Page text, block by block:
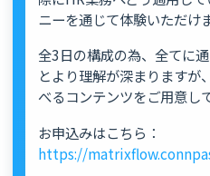
ニーを通じて体験いただけま
全3日の構成の為、全てに
とより理解が深まりますが
べるコンテンツをご用意し
お申込みはこちら：
https://